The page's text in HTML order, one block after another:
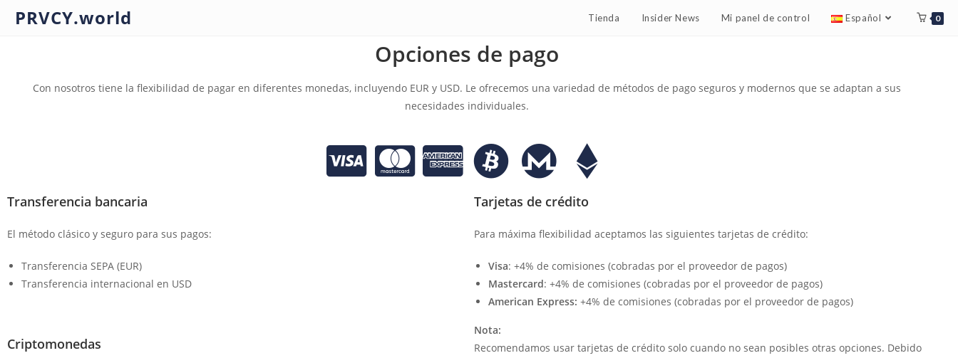
PRVCY.world Tienda Insider News Mi panel de control Español 0
Opciones de pago
Con nosotros tiene la flexibilidad de pagar en diferentes monedas, incluyendo EUR y USD. Le ofrecemos una variedad de métodos de pago seguros y modernos que se adaptan a sus
necesidades individuales.
Transferencia bancaria
El método clásico y seguro para sus pagos:
Transferencia SEPA (EUR)
Transferencia internacional en USD
Criptomonedas
Tarjetas de crédito
Para máxima flexibilidad aceptamos las siguientes tarjetas de crédito:
Visa: +4% de comisiones (cobradas por el proveedor de pagos)
Mastercard: +4% de comisiones (cobradas por el proveedor de pagos)
American Express: +4% de comisiones (cobradas por el proveedor de pagos)
Nota:
Recomendamos usar tarjetas de crédito solo cuando no sean posibles otras opciones. Debido